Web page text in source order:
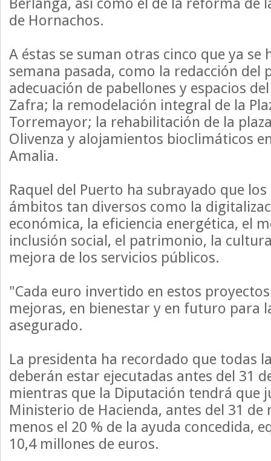
Berlanga, así como el de la reforma de
de Hornachos.
A éstas se suman otras cinco que ya se
semana pasada, como la redacción del
adecuación de pabellones y espacios
Zafra; la remodelación integral de la
Torremayor; la rehabilitación de la
Olivenza y alojamientos bioclimáticos
Amalia.
Raquel del Puerto ha subrayado que
ámbitos tan diversos como la
económica, la eficiencia energética, el
inclusión social, el patrimonio, la
mejora de los servicios públicos.
"Cada euro invertido en estos
mejoras, en bienestar y en futuro para
asegurado.
La presidenta ha recordado que todas
deberán estar ejecutadas antes del 31
mientras que la Diputación tendrá que
Ministerio de Hacienda, antes del 31 de
menos el 20 % de la ayuda concedida,
10,4 millones de euros.